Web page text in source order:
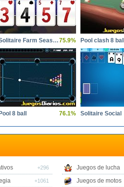
Solitaire Farm Seasons 375.9%
Pool 8 ball 76.1% Solitaire Social
+296
+1061
Juegos de lucha
Juegos de motos